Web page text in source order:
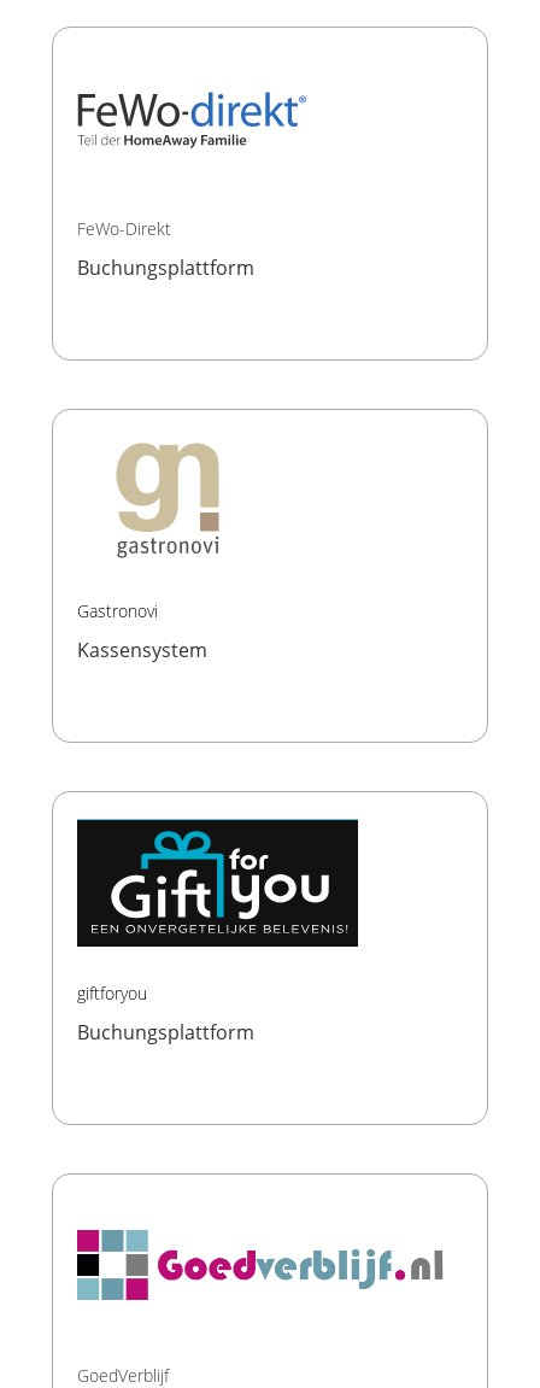
FeWo-Direkt
Buchungsplattform
Gastronovi
Kassensystem
giftforyou
Buchungsplattform
GoedVerblijf